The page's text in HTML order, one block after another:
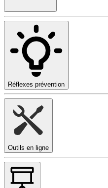
Réflexes prévention
Outils en ligne